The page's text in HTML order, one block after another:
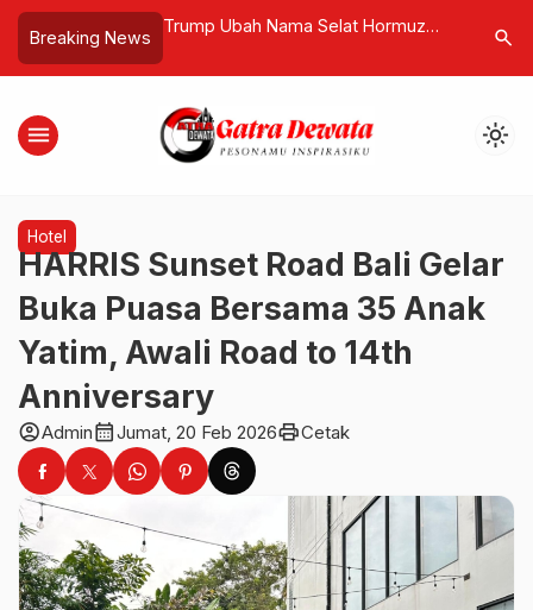
Breaking News
Kolaborasi
dalam
Udayana
Trump Ubah Nama Selat Hormuz
Polemik Global
Tiga
Bawa
search
menu light_mode
Hotel
HARRIS Sunset Road Bali Gelar
Buka Puasa Bersama 35 Anak
Yatim, Awali Road to 14th
Anniversary
account_circleAdmincalendar_monthJumat, 20 Feb 2026printCetak